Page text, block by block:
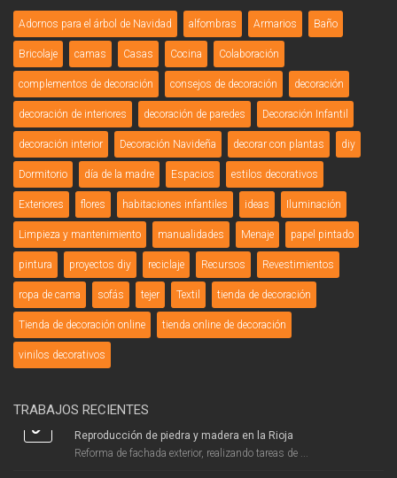
Adornos para el árbol de Navidad alfombras Armarios Baño
Bricolaje camas Casas Cocina Colaboración
complementos de decoración consejos de decoración decoración
decoración de interiores decoración de paredes Decoración Infantil
decoración interior Decoración Navideña decorar con plantas diy
Dormitorio día de la madre Espacios estilos decorativos
Exteriores flores habitaciones infantiles ideas Iluminación
Limpieza y mantenimiento manualidades Menaje papel pintado
pintura proyectos diy reciclaje Recursos Revestimientos
ropa de cama sofás tejer Textil tienda de decoración
Tienda de decoración online tienda online de decoración
vinilos decorativos
TRABAJOS RECIENTES
Reproducción de piedra y madera en la Rioja
Reforma de fachada exterior, realizando tareas de ...